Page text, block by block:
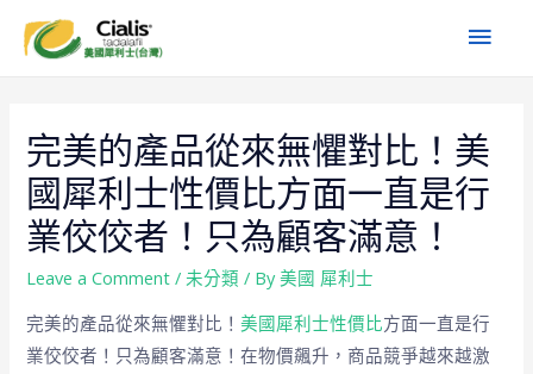
完美的產品從來無懼對比！美
國犀利士性價比方面一直是行
業佼佼者！只為顧客滿意！
Leave a Comment / 未分類 / By美國 犀利士
完美的產品從來無懼對比！美國犀利士性價比方面一直是行
業佼佼者！只為顧客滿意！在物價飆升，商品競爭越來越激